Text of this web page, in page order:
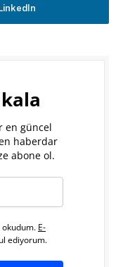
LinkedIn
en güncel
haberdar
abone ol.
E-
ediyorum.